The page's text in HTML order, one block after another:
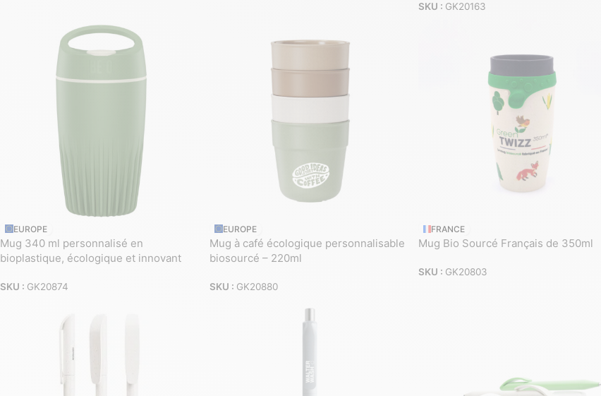
SKU : GK20163
EUROPE
Mug 340 ml personnalisé en
bioplastique, écologique et innovant
SKU : GK20874
EUROPE
Mug à café écologique personnalisable
biosourcé – 220ml
SKU : GK20880
FRANCE
Mug Bio Sourcé Français de 350ml
SKU : GK20803